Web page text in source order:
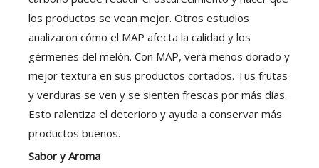
los productos se vean mejor. Otros estudios
analizaron cómo el MAP afecta la calidad y los
gérmenes del melón. Con MAP, verá menos dorado y
mejor textura en sus productos cortados. Tus frutas
y verduras se ven y se sienten frescas por más días.
Esto ralentiza el deterioro y ayuda a conservar más
productos buenos.
Sabor y Aroma